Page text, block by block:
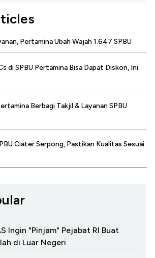
Pertamina Ubah Wajah 1.647 SPBU
di SPBU Pertamina Bisa Dapat Diskon, Ini
Berbagi Takjil & Layanan SPBU
Ciater Serpong, Pastikan Kualitas Sesuai
Ingin "Pinjam" Pejabat RI Buat
di Luar Negeri